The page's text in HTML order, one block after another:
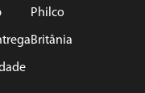
Philco
Britânia